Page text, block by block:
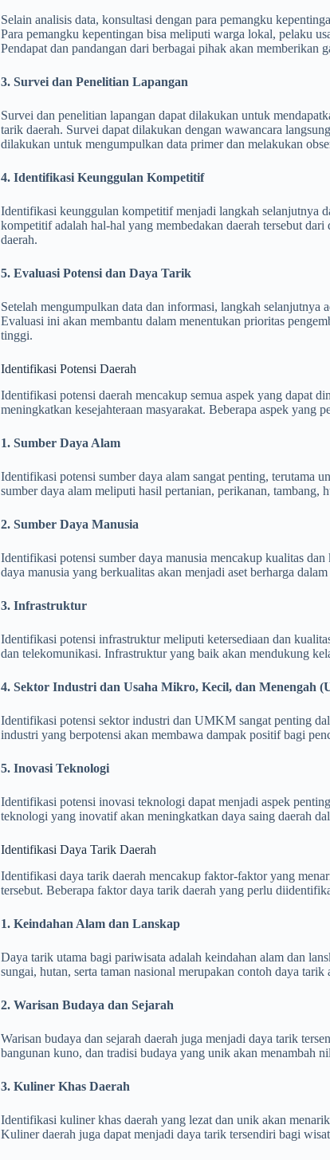
Selain analisis data, konsultasi dengan para pemangku
Para pemangku kepentingan bisa meliputi warga lokal, pelaku
Pendapat dan pandangan dari berbagai pihak akan memberikan
3. Survei dan Penelitian Lapangan
Survei dan penelitian lapangan dapat dilakukan untuk
tarik daerah. Survei dapat dilakukan dengan wawancara
dilakukan untuk mengumpulkan data primer dan melakukan
4. Identifikasi Keunggulan Kompetitif
Identifikasi keunggulan kompetitif menjadi langkah selanjutnya
kompetitif adalah hal-hal yang membedakan daerah tersebut
daerah.
5. Evaluasi Potensi dan Daya Tarik
Setelah mengumpulkan data dan informasi, langkah selanjutnya
Evaluasi ini akan membantu dalam menentukan prioritas
tinggi.
Identifikasi Potensi Daerah
Identifikasi potensi daerah mencakup semua aspek yang dapat
meningkatkan kesejahteraan masyarakat. Beberapa aspek yang
1. Sumber Daya Alam
Identifikasi potensi sumber daya alam sangat penting, terutama
sumber daya alam meliputi hasil pertanian, perikanan, tambang,
2. Sumber Daya Manusia
Identifikasi potensi sumber daya manusia mencakup kualitas
daya manusia yang berkualitas akan menjadi aset berharga
3. Infrastruktur
Identifikasi potensi infrastruktur meliputi ketersediaan dan
dan telekomunikasi. Infrastruktur yang baik akan mendukung
4. Sektor Industri dan Usaha Mikro, Kecil, dan Menengah
Identifikasi potensi sektor industri dan UMKM sangat penting
industri yang berpotensi akan membawa dampak positif bagi
5. Inovasi Teknologi
Identifikasi potensi inovasi teknologi dapat menjadi aspek
teknologi yang inovatif akan meningkatkan daya saing daerah
Identifikasi Daya Tarik Daerah
Identifikasi daya tarik daerah mencakup faktor-faktor yang
tersebut. Beberapa faktor daya tarik daerah yang perlu
1. Keindahan Alam dan Lanskap
Daya tarik utama bagi pariwisata adalah keindahan alam dan
sungai, hutan, serta taman nasional merupakan contoh daya
2. Warisan Budaya dan Sejarah
Warisan budaya dan sejarah daerah juga menjadi daya tarik
bangunan kuno, dan tradisi budaya yang unik akan menambah
3. Kuliner Khas Daerah
Identifikasi kuliner khas daerah yang lezat dan unik akan
Kuliner daerah juga dapat menjadi daya tarik tersendiri bagi